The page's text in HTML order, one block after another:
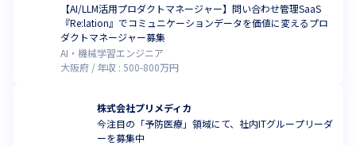
【AI/LLM活用プロダクトマネージャー】問い合わせ管理SaaS
『Re:lation』でコミュニケーションデータを価値に変えるプロ
ダクトマネージャー募集
AI・機械学習エンジニア
大阪府
年収 :500-800万円
株式会社プリメディカ
今注目の「予防医療」領域にて、社内ITグループリーダ
ーを募集中